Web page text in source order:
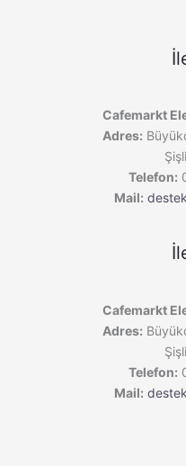
Cafemarkt
Adres:
Telefon:
Mail:
Cafemarkt
Adres:
Telefon:
Mail: